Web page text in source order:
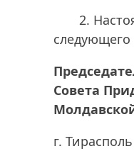
2.
Совета
г. Тирасполь